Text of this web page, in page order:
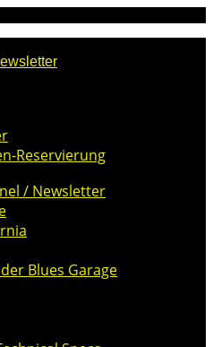
Reservierung
/ Newsletter
Blues Garage